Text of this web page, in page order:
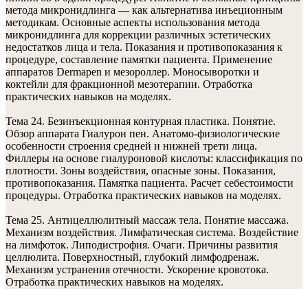
метода микронидлинга — как альтернатива инъеционным
методикам. Основные аспекты использования метода
микронидлинга для коррекции различных эстетических
недостатков лица и тела. Показания и противопоказания к
процедуре, составление памятки пациента. Применение
аппаратов Dermapen и мезороллер. Моносыворотки и
коктейли для фракционной мезотерапии. Отработка
практических навыков на моделях.
Тема 24. Безинъекционная контурная пластика. Понятие.
Обзор аппарата Гиалурон пен. Анатомо-физиологические
особенности строения средней и нижней трети лица.
Филлеры на основе гиалуроновой кислоты: классификация по
плотности. Зоны воздействия, опасные зоны. Показания,
противопоказания. Памятка пациента. Расчет себестоимости
процедуры. Отработка практических навыков на моделях.
Тема 25. Антицеллюлитный массаж тела. Понятие массажа.
Механизм воздействия. Лимфатическая система. Воздействие
на лимфоток. Липодистрофия. Очаги. Причины развития
целлюлита. Поверхностный, глубокий лимфодренаж.
Механизм устранения отечности. Ускорение кровотока.
Отработка практических навыков на моделях.